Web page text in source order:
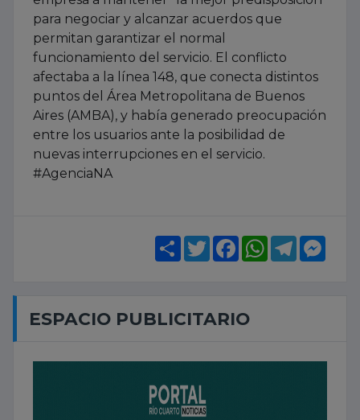
para negociar y alcanzar acuerdos que
permitan garantizar el normal
funcionamiento del servicio. El conflicto
afectaba a la línea 148, que conecta distintos
puntos del Área Metropolitana de Buenos
Aires (AMBA), y había generado preocupación
entre los usuarios ante la posibilidad de
nuevas interrupciones en el servicio.
#AgenciaNA
ShareTwitterFacebook
WhatsApp
Telegram
ESPACIO PUBLICITARIO